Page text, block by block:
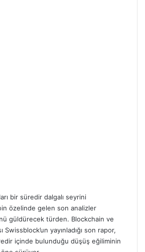
bir süredir dalgalı seyrini
özelinde gelen son analizler
güldürecek türden. Blockchain ve
Swissblock’un yayınladığı son rapor,
içinde bulunduğu düşüş eğiliminin